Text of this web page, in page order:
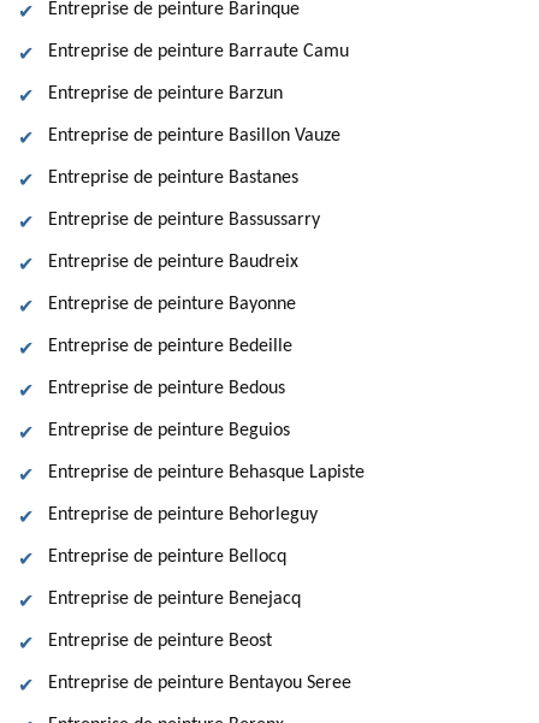
Entreprise de peinture Barinque
Entreprise de peinture Barraute Camu
Entreprise de peinture Barzun
Entreprise de peinture Basillon Vauze
Entreprise de peinture Bastanes
Entreprise de peinture Bassussarry
Entreprise de peinture Baudreix
Entreprise de peinture Bayonne
Entreprise de peinture Bedeille
Entreprise de peinture Bedous
Entreprise de peinture Beguios
Entreprise de peinture Behasque Lapiste
Entreprise de peinture Behorleguy
Entreprise de peinture Bellocq
Entreprise de peinture Benejacq
Entreprise de peinture Beost
Entreprise de peinture Bentayou Seree